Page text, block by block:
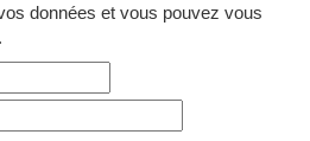
données et vous pouvez vous